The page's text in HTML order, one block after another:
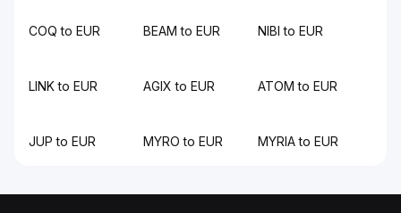
COQ to EUR BEAM to EUR NIBI to EUR
LINK to EUR AGIX to EUR ATOM to EUR
JUP to EUR MYRO to EUR MYRIA to EUR